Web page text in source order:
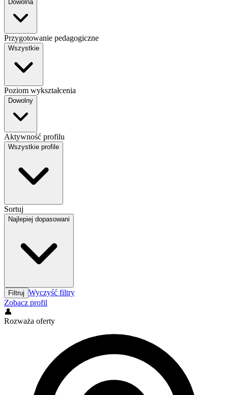
Dowolna
Przygotowanie pedagogiczne
Wszystkie
Poziom wykształcenia
Dowolny
Aktywność profilu
Wszystkie profile
Sortuj
Najlepiej dopasowani
Filtruj Wyczyść filtry
Zobacz profil
👤
Rozważa oferty